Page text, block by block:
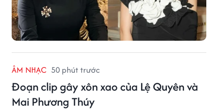
ÂM NHẠC 50 phút trước
Đoạn clip gây xôn xao của Lệ Quyên và
Mai Phương Thúy